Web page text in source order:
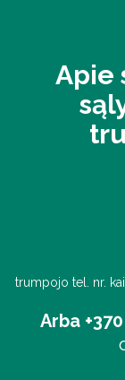
Apie
trumpojo tel. nr.
Arba